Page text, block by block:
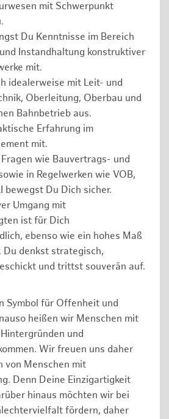
mit Schwerpunkt
Du Kenntnisse im Bereich
Instandhaltung konstruktiver
mit.
idealerweise mit Leit- und
Oberleitung, Oberbau und
Bahnbetrieb aus.
Erfahrung im
mit.
wie Bauvertrags- und
in Regelwerken wie VOB,
bewegst Du Dich sicher.
Umgang mit
ist für Dich
ebenso wie ein hohes Maß
Du denkst strategisch,
und trittst souverän auf.
Symbol für Offenheit und
heißen wir Menschen mit
und
Wir freuen uns daher
von Menschen mit
Denn Deine Einzigartigkeit
hinaus möchten wir bei
fördern, daher